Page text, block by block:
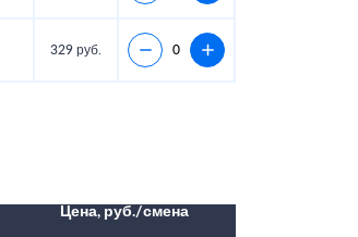
329 руб.
Цена, руб./смена